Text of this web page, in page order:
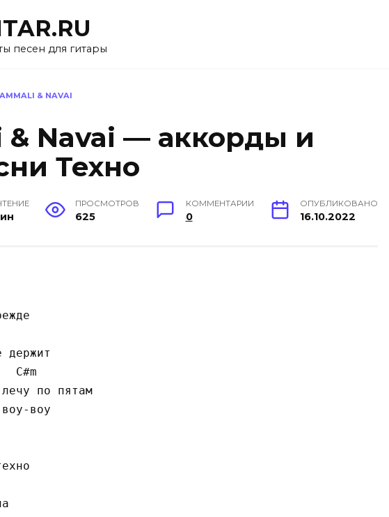
песен для гитары
& NAVAI
& Navai — аккорды и
Техно
ПРОСМОТРОВ
625
КОММЕНТАРИИ
0
ОПУБЛИКОВАНО
16.10.2022
держит
по пятам
воу